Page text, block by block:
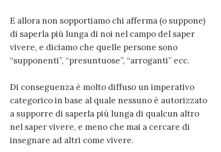
E allora non sopportiamo chi afferma (o suppone)
di saperla più lunga di noi nel campo del saper
vivere, e diciamo che quelle persone sono
“supponenti”, “presuntuose”, “arroganti” ecc.
Di conseguenza è molto diffuso un imperativo
categorico in base al quale nessuno è autorizzato
a supporre di saperla più lunga di qualcun altro
nel saper vivere, e meno che mai a cercare di
insegnare ad altri come vivere.